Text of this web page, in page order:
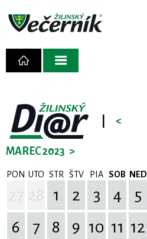
<
MAREC 2023 >
PON UTO STR ŠTV PIA SOB NED
1 2 3 4
5
6
7 8 9 10 11 12